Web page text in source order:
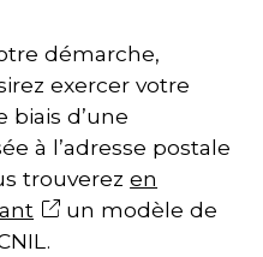
démarche,
exercer votre
biais d’une
à l’adresse postale
trouverezen
un modèle de